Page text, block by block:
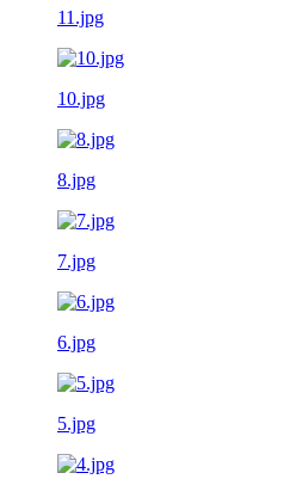
11.jpg
10.jpg
8.jpg
7.jpg
6.jpg
5.jpg